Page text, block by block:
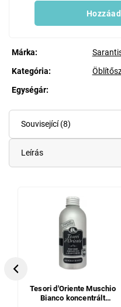
Kategória:
Márka:
Egységár:
Související (8)
Leírás
Previous
Tesori d'Oriente Muschio
Bianco koncentrált